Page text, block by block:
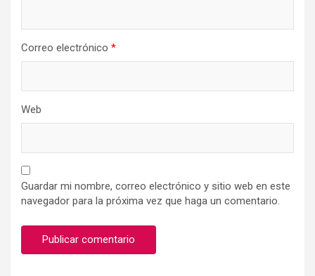
Correo electrónico *
Web
Guardar mi nombre, correo electrónico y sitio web en este
navegador para la próxima vez que haga un comentario.